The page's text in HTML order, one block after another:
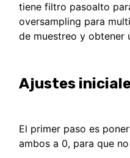
tiene filtro pasoalto
oversampling para
de muestreo y obtener
Ajustes
El primer paso es
ambos a 0, para que